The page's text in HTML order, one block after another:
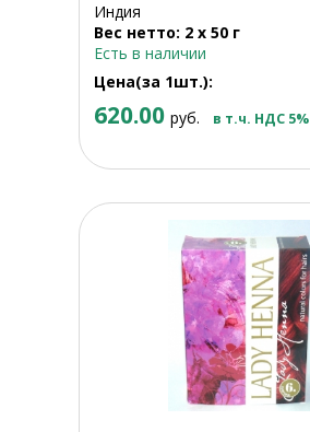
Индия
Вес нетто: 2 х 50 г
Есть в наличии
Цена(за 1шт.):
620.00 руб. в т.ч. НДС 5%